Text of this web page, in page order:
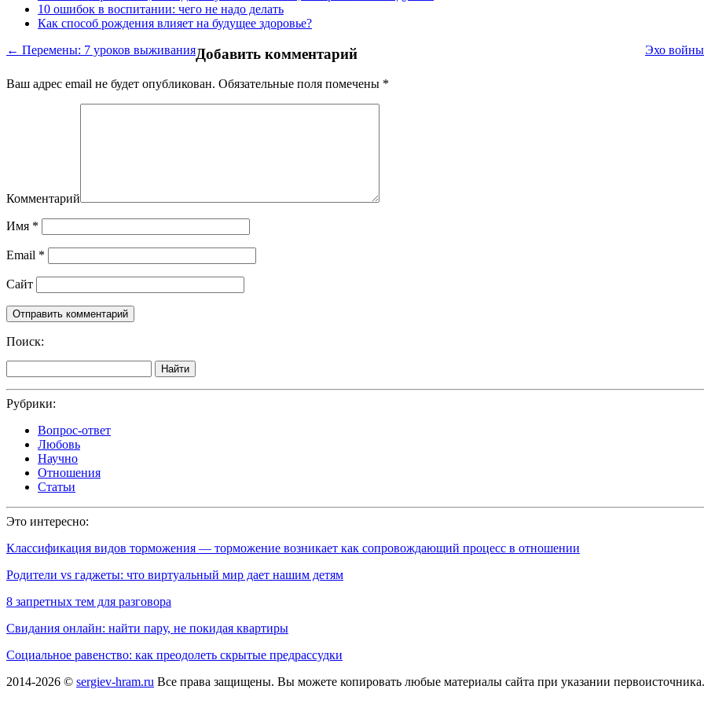
10 ошибок в воспитании: чего не надо делать
Как способ рождения влияет на будущее здоровье?
← Перемены: 7 уроков выживания
Эхо
Добавить комментарий
Ваш адрес email не будет опубликован. Обязательные поля помечены *
Комментарий
Имя *
Email *
Сайт
Поиск:
Найти
Рубрики:
Вопрос-ответ
Любовь
Научно
Отношения
Статьи
Это интересно:
Классификация видов торможения — торможение возникает как сопровождающий процесс в отношении
Родители vs гаджеты: что виртуальный мир дает нашим детям
8 запретных тем для разговора
Свидания онлайн: найти пару, не покидая квартиры
Социальное равенство: как преодолеть скрытые предрассудки
2014-2026 © sergiev-hram.ru Все права защищены. Вы можете копировать любые материалы сайта при указании первоисточника.